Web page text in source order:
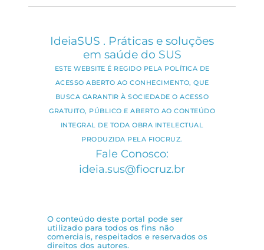
IdeiaSUS . Práticas e soluções
em saúde do SUS
ESTE WEBSITE É REGIDO PELA POLÍTICA DE
ACESSO ABERTO AO CONHECIMENTO, QUE
BUSCA GARANTIR À SOCIEDADE O ACESSO
GRATUITO, PÚBLICO E ABERTO AO CONTEÚDO
INTEGRAL DE TODA OBRA INTELECTUAL
PRODUZIDA PELA FIOCRUZ.
Fale Conosco:
ideia.sus@fiocruz.br
O conteúdo deste portal pode ser
utilizado para todos os fins não
comerciais, respeitados e reservados os
direitos dos autores.